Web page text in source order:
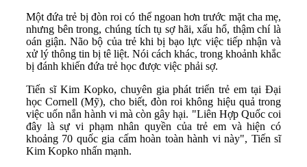
Một đứa trẻ bị đòn roi có thể ngoan hơn trước mặt cha mẹ,
nhưng bên trong, chúng tích tụ sợ hãi, xấu hổ, thậm chí là
oán giận. Não bộ của trẻ khi bị bạo lực việc tiếp nhận và
xử lý thông tin bị tê liệt. Nói cách khác, trong khoảnh khắc
bị đánh khiến đứa trẻ học được việc phải sợ.
Tiến sĩ Kim Kopko, chuyên gia phát triển trẻ em tại Đại
học Cornell (Mỹ), cho biết, đòn roi không hiệu quả trong
việc uốn nắn hành vi mà còn gây hại. "Liên Hợp Quốc coi
đây là sự vi phạm nhân quyền của trẻ em và hiện có
khoảng 70 quốc gia cấm hoàn toàn hành vi này", Tiến sĩ
Kim Kopko nhấn mạnh.